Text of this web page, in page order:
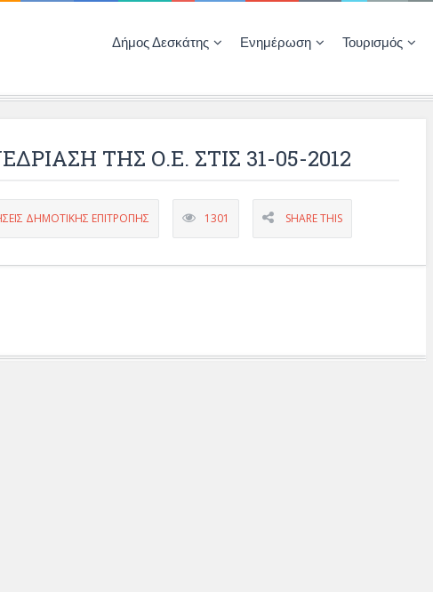
Δήμος Δεσκάτης Ενημέρωση Τουρισμός
ΤΗΣ Ο.Ε. ΣΤΙΣ 31-05-2012
ΔΗΜΟΤΙΚΗΣ ΕΠΙΤΡΟΠΗΣ 1301 SHARE THIS